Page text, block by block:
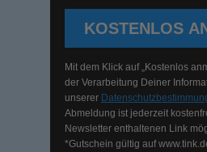
KOSTENLOS
Mit dem Klick auf „Kostenlos
der Verarbeitung Deiner
unserer
Abmeldung ist jederzeit
Newsletter enthaltenen Link
*Gutschein gültig auf